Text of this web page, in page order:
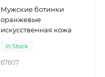
Мужские ботинки
оранжевые
искусственная кожа
In Stock
67607